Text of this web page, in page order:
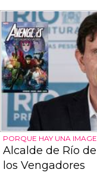
PORQUE HAY UNA
Alcalde de Río
los Vengadores